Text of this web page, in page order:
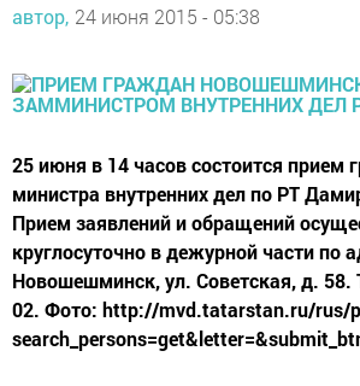
автор, 24 июня 2015 - 05:38
25 июня в 14 часов состоится прием
министра внутренних дел по РТ
Прием заявлений и обращений
круглосуточно в дежурной части по
Новошешминск, ул. Советская, д. 58.
02. Фото: http://mvd.tatarstan.ru/rus/